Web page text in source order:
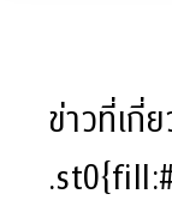
ข่าวที่เกี่